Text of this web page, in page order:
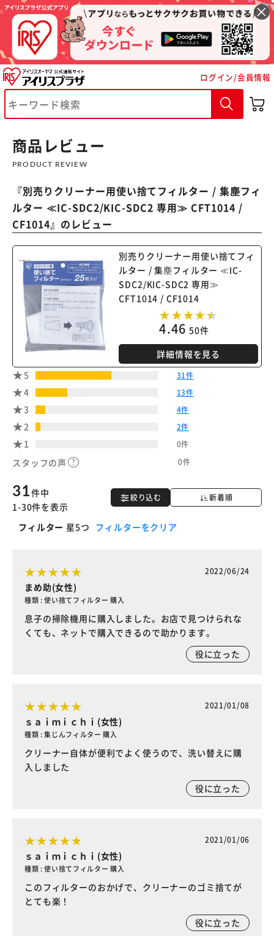
ログイン/会員情報
商品レビュー
PRODUCT REVIEW
『別売りクリーナー用使い捨てフィルター / 集塵フィ
ルター ≪IC-SDC2/KIC-SDC2 専用≫ CFT1014 /
CF1014』のレビュー
別売りクリーナー用使い捨てフィ
ルター / 集塵フィルター ≪IC-
SDC2/KIC-SDC2 専用≫
CFT1014 / CF1014
4.46 50件
詳細情報を見る
5
31件
4 13件
3 4件
2 2件
1 0件
スタッフの声 0件
絞り込む 新着順
31件中
1-30件を表示
フィルター 星5つ フィルターをクリア
2022/06/24
まめ助(女性)
種類 : 使い捨てフィルター 購入
息子の掃除機用に購入しました。お店で見つけられな
くても、ネットで購入できるので助かります。
役に立った
2021/01/08
ｓａｉｍｉｃｈｉ(女性)
種類 : 集じんフィルター 購入
クリーナー自体が便利でよく使うので、洗い替えに購
入しました
役に立った
2021/01/06
ｓａｉｍｉｃｈｉ(女性)
種類 : 使い捨てフィルター 購入
このフィルターのおかげで、クリーナーのゴミ捨てが
とても楽！
役に立った
※ご確認ください
カートに入れる 購入手続きへ